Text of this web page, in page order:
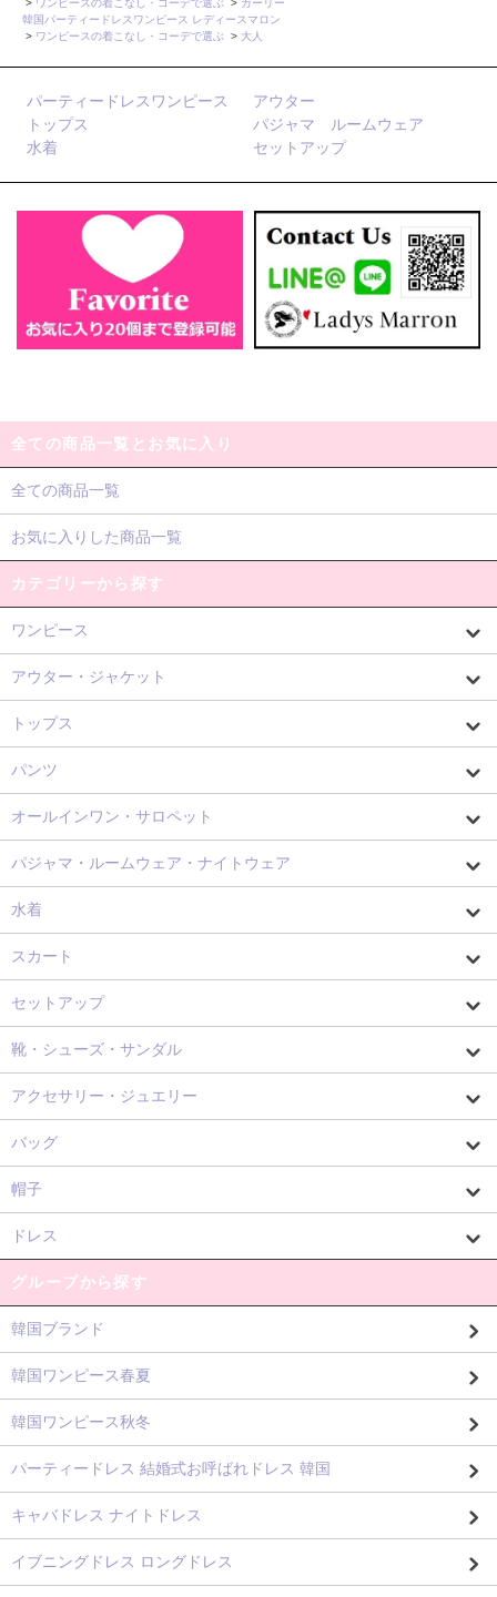
> ワンピースの着こなし・コーデで選ぶ > ガーリー
韓国パーティードレスワンピース レディースマロン
> ワンピースの着こなし・コーデで選ぶ > 大人
パーティードレスワンピース
アウター
トップス
パジャマ ルームウェア
水着
セットアップ
全ての商品一覧とお気に入り
全ての商品一覧
お気に入りした商品一覧
カテゴリーから探す
ワンピース
アウター・ジャケット
トップス
パンツ
オールインワン・サロペット
パジャマ・ルームウェア・ナイトウェア
水着
スカート
セットアップ
靴・シューズ・サンダル
アクセサリー・ジュエリー
バッグ
帽子
ドレス
グループから探す
韓国ブランド
韓国ワンピース春夏
韓国ワンピース秋冬
パーティードレス 結婚式お呼ばれドレス 韓国
キャバドレス ナイトドレス
イブニングドレス ロングドレス